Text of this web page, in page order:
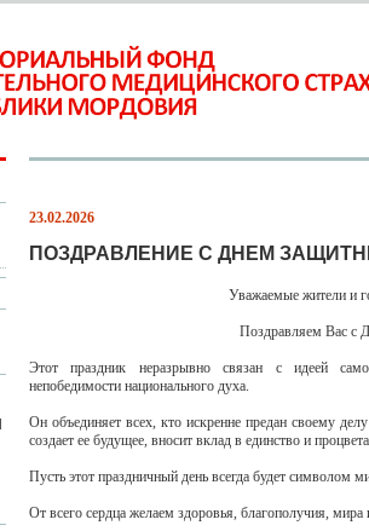
23.02.2026
ПОЗДРАВЛЕНИЕ С ДНЕМ
Уважаемые жители и
Поздравляем Вас с
Этот праздник неразрывно связан с идеей
непобедимости национального духа.
Он объединяет всех, кто искренне предан своему
создает ее будущее, вносит вклад в единство и
Пусть этот праздничный день всегда будет символом
От всего сердца желаем здоровья, благополучия,